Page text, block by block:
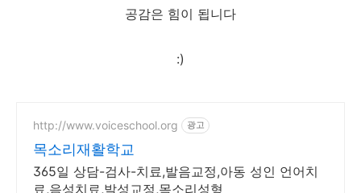
공감은 힘이 됩니다
:)
http://www.voiceschool.org 광고
목소리재활학교
365일 상담-검사-치료,발음교정,아동 성인 언어치
료,음성치료,발성교정,목소리성형